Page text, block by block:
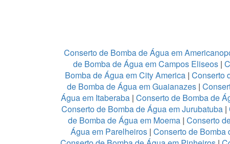
Conserto de Bomba de Água em
de Bomba de Água em Campos Eliseos |
Bomba de Água em City America | Conserto
de Bomba de Água em Guaianazes |
Água em Itaberaba| Conserto de Bomba de
Conserto de Bomba de Água em Jurubatuba|
de Bomba de Água em Moema| Conserto
Água em Parelheiros | Conserto de Bomba